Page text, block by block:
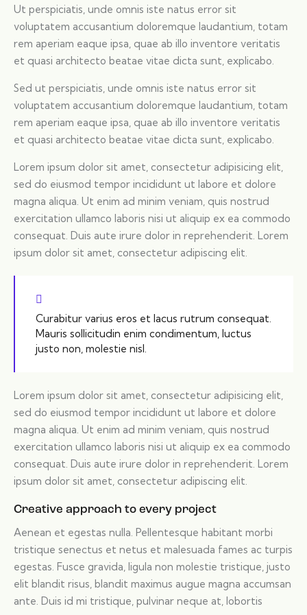
Ut perspiciatis, unde omnis iste natus error sit
voluptatem accusantium doloremque laudantium, totam
rem aperiam eaque ipsa, quae ab illo inventore veritatis
et quasi architecto beatae vitae dicta sunt, explicabo.
Sed ut perspiciatis, unde omnis iste natus error sit
voluptatem accusantium doloremque laudantium, totam
rem aperiam eaque ipsa, quae ab illo inventore veritatis
et quasi architecto beatae vitae dicta sunt, explicabo.
Lorem ipsum dolor sit amet, consectetur adipisicing elit,
sed do eiusmod tempor incididunt ut labore et dolore
magna aliqua. Ut enim ad minim veniam, quis nostrud
exercitation ullamco laboris nisi ut aliquip ex ea commodo
consequat. Duis aute irure dolor in reprehenderit. Lorem
ipsum dolor sit amet, consectetur adipiscing elit.
Curabitur varius eros et lacus rutrum consequat.
Mauris sollicitudin enim condimentum, luctus
justo non, molestie nisl.
Lorem ipsum dolor sit amet, consectetur adipisicing elit,
sed do eiusmod tempor incididunt ut labore et dolore
magna aliqua. Ut enim ad minim veniam, quis nostrud
exercitation ullamco laboris nisi ut aliquip ex ea commodo
consequat. Duis aute irure dolor in reprehenderit. Lorem
ipsum dolor sit amet, consectetur adipiscing elit.
Creative approach to every project
Aenean et egestas nulla. Pellentesque habitant morbi
tristique senectus et netus et malesuada fames ac turpis
egestas. Fusce gravida, ligula non molestie tristique, justo
elit blandit risus, blandit maximus augue magna accumsan
ante. Duis id mi tristique, pulvinar neque at, lobortis